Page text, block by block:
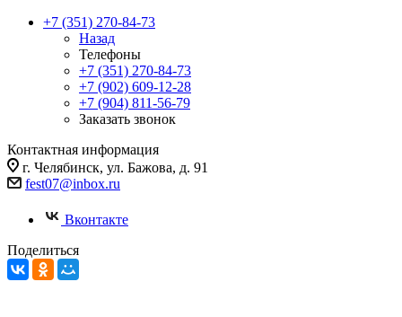
+7 (351) 270-84-73
Назад
Телефоны
+7 (351) 270-84-73
+7 (902) 609-12-28
+7 (904) 811-56-79
Заказать звонок
Контактная информация
г. Челябинск, ул. Бажова, д. 91
fest07@inbox.ru
Вконтакте
Поделиться